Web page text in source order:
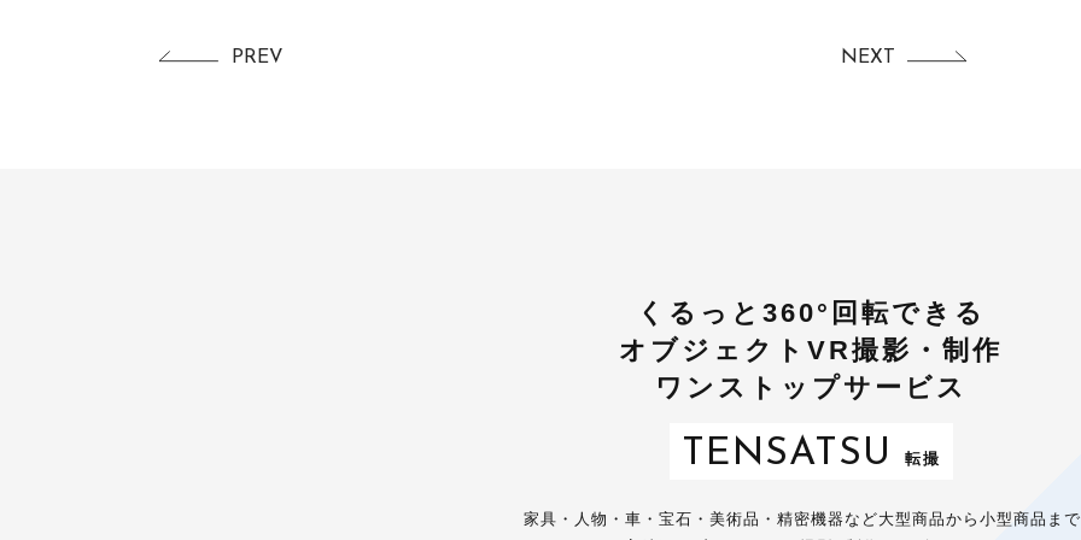
PREV NEXT
くるっと360°回転できる
オブジェクトVR撮影・制作
ワンストップサービス
TENSATSU 転撮
家具・人物・車・宝石・美術品・精密機器など大型商品から小型商品ま